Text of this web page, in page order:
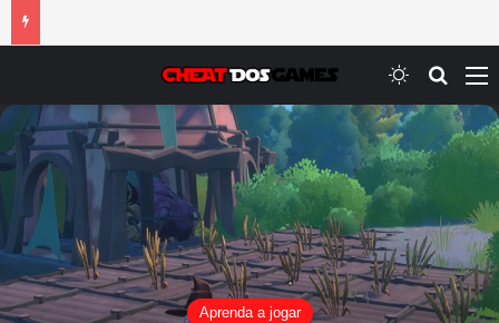
Switch skin
Aprenda a jogar